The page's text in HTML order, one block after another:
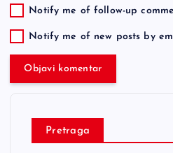
Notify me of follow-up
Notify me of new posts by
Pretraga